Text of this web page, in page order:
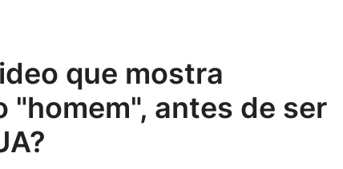
que mostra
"homem", antes de ser